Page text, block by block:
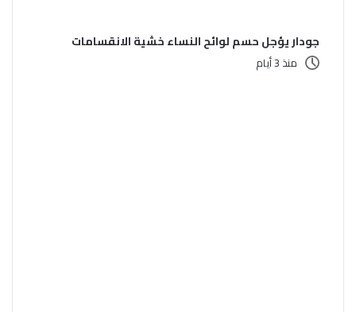
جودار يؤجل حسم لوائح النساء خشية الانقسامات
منذ 3 أيام